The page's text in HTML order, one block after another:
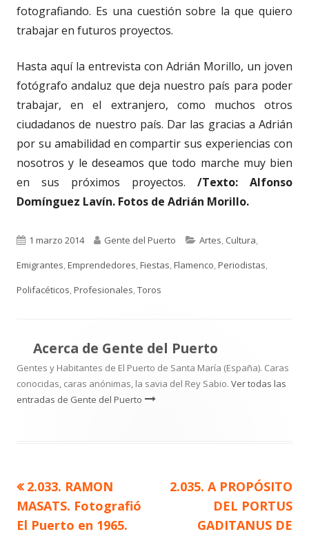
fotografiando. Es una cuestión sobre la que quiero
trabajar en futuros proyectos.
Hasta aquí la entrevista con Adrián Morillo, un joven
fotógrafo andaluz que deja nuestro país para poder
trabajar, en el extranjero, como muchos otros
ciudadanos de nuestro país. Dar las gracias a Adrián
por su amabilidad en compartir sus experiencias con
nosotros y le deseamos que todo marche muy bien
en sus próximos proyectos. /Texto: Alfonso
Domínguez Lavín. Fotos de Adrián Morillo.
Publicado
el
1 marzo 2014 Autor
Gente del Puerto Categorías
Artes, Cultura,
Emigrantes,Emprendedores,Fiestas,Flamenco,Periodistas,
Polifacéticos,Profesionales,Toros
Acerca de Gente del Puerto
Gentes y Habitantes de El Puerto de Santa María (España). Caras
conocidas, caras anónimas, la savia del Rey Sabio. Ver todas las
entradas de Gente del Puerto
Navegación
de
Artículo
anterior
2.033. RAMON
MASATS. Fotografió
El Puerto en 1965.
Artículo
siguiente
2.035. A PROPÓSITO
DEL PORTUS
GADITANUS DE